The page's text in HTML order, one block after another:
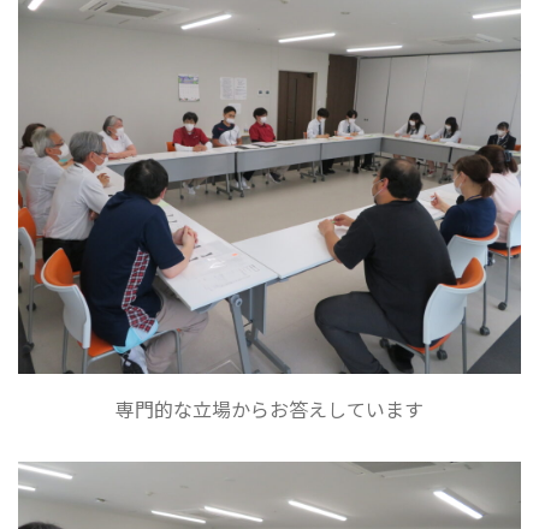
専門的な立場からお答えしています